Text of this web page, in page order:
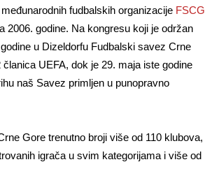
fudbalskih organizacije FSCG
2006. godine. Na kongresu koji je održan
u Dizeldorfu Fudbalski savez Crne
UEFA, dok je 29. maja iste godine
naš Savez primljen u punopravno
Gore trenutno broji više od 110 klubova,
igrača u svim kategorijama i više od